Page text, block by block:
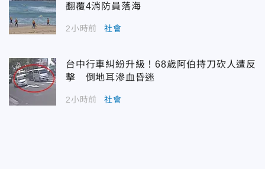
翻覆4消防員落海
2小時前 社會
台中行車糾紛升級！68歲阿伯持刀砍人遭反
擊 倒地耳滲血昏迷
2小時前 社會